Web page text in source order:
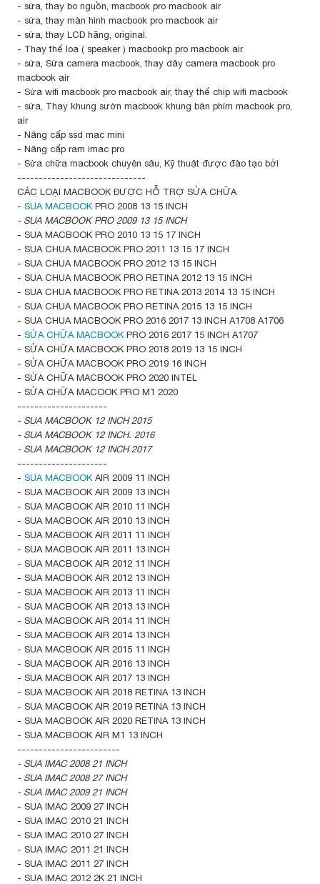
- sửa, thay bo nguồn, macbook pro macbook air
- sửa, thay màn hình macbook pro macbook air
- sửa, thay LCD hãng, original.
- Thay thế loa ( speaker ) macbookp pro macbook air
- sửa, Sửa camera macbook, thay dây camera macbook pro
macbook air
- Sửa wifi macbook pro macbook air, thay thế chip wifi macbook
- sửa, Thay khung sườn macbook khung bàn phím macbook pro,
air
- Nâng cấp ssd mac mini
- Nâng cấp ram imac pro
- Sửa chữa macbook chuyên sâu, Kỹ thuật được đào tạo bởi
------------------------------
CÁC LOẠI MACBOOK ĐƯỢC HỖ TRỢ SỬA CHỮA
- SUA MACBOOKPRO 2008 13 15 INCH
- SUA MACBOOK PRO 2009 13 15 INCH
- SUA MACBOOK PRO 2010 13 15 17 INCH
- SUA CHUA MACBOOK PRO 2011 13 15 17 INCH
- SUA CHUA MACBOOK PRO 2012 13 15 INCH
- SUA CHUA MACBOOK PRO RETINA 2012 13 15 INCH
- SUA CHUA MACBOOK PRO RETINA 2013 2014 13 15 INCH
- SUA CHUA MACBOOK PRO RETINA 2015 13 15 INCH
- SUA CHUA MACBOOK PRO 2016 2017 13 INCH A1708 A1706
- SỬA CHỮA MACBOOKPRO 2016 2017 15 INCH A1707
- SỬA CHỮA MACBOOK PRO 2018 2019 13 15 INCH
- SỬA CHỮA MACBOOK PRO 2019 16 INCH
- SỬA CHỮA MACBOOK PRO 2020 INTEL
- SỬA CHỮA MACOOK PRO M1 2020
---------------------
- SUA MACBOOK 12 INCH 2015
- SUA MACBOOK 12 INCH. 2016
- SUA MACBOOK 12 INCH 2017
---------------------
- SUA MACBOOKAIR 2009 11 INCH
- SUA MACBOOK AIR 2009 13 INCH
- SUA MACBOOK AIR 2010 11 INCH
- SUA MACBOOK AIR 2010 13 INCH
- SUA MACBOOK AIR 2011 11 INCH
- SUA MACBOOK AIR 2011 13 INCH
- SUA MACBOOK AIR 2012 11 INCH
- SUA MACBOOK AIR 2012 13 INCH
- SUA MACBOOK AIR 2013 11 INCH
- SUA MACBOOK AIR 2013 13 INCH
- SUA MACBOOK AIR 2014 11 INCH
- SUA MACBOOK AIR 2014 13 INCH
- SUA MACBOOK AIR 2015 11 INCH
- SUA MACBOOK AIR 2016 13 INCH
- SUA MACBOOK AIR 2017 13 INCH
- SUA MACBOOK AIR 2018 RETINA 13 INCH
- SUA MACBOOK AIR 2019 RETINA 13 INCH
- SUA MACBOOK AIR 2020 RETINA 13 INCH
- SUA MACBOOK AIR M1 13 INCH
------------------------
- SUA IMAC 2008 21 INCH
- SUA IMAC 2008 27 INCH
- SUA IMAC 2009 21 INCH
- SUA IMAC 2009 27 INCH
- SUA IMAC 2010 21 INCH
- SUA IMAC 2010 27 INCH
- SUA IMAC 2011 21 INCH
- SUA IMAC 2011 27 INCH
- SUA IMAC 2012 2K 21 INCH